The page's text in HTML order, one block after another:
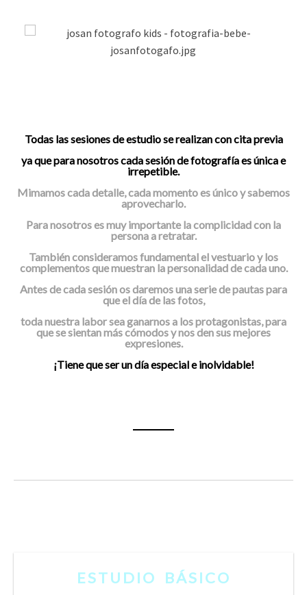
Todas las sesiones de estudio se realizan con cita previa
ya que para nosotros cada sesión de fotografía es única e
irrepetible.
Mimamos cada detalle, cada momento es único y sabemos
aprovecharlo.
Para nosotros es muy importante la complicidad con la
persona a retratar.
También consideramos fundamental el vestuario y los
complementos que muestran la personalidad de cada uno.
Antes de cada sesión os daremos una serie de pautas para
que el día de las fotos,
toda nuestra labor sea ganarnos a los protagonistas, para
que se sientan más cómodos y nos den sus mejores
expresiones.
¡Tiene que ser un día especial e inolvidable!
ESTUDIO BÁSICO